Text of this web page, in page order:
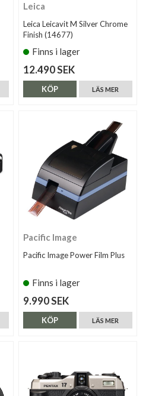
Leica
Leica Leicavit M Silver Chrome
Finish (14677)
Finns i lager
12.490 SEK
LÄS MER
KÖP
Pacific Image
Pacific Image Power Film Plus
Finns i lager
9.990 SEK
LÄS MER
KÖP